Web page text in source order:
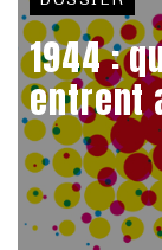
1944 :
entrent